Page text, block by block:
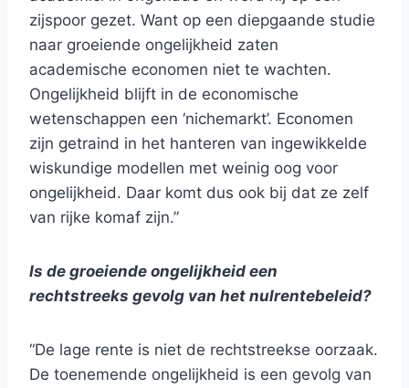
zijspoor gezet. Want op een diepgaande studie
naar groeiende ongelijkheid zaten
academische economen niet te wachten.
Ongelijkheid blijft in de economische
wetenschappen een ‘nichemarkt’. Economen
zijn getraind in het hanteren van ingewikkelde
wiskundige modellen met weinig oog voor
ongelijkheid. Daar komt dus ook bij dat ze zelf
van rijke komaf zijn.”
Is de groeiende ongelijkheid een
rechtstreeks gevolg van het nulrentebeleid?
“De lage rente is niet de rechtstreekse oorzaak.
De toenemende ongelijkheid is een gevolg van